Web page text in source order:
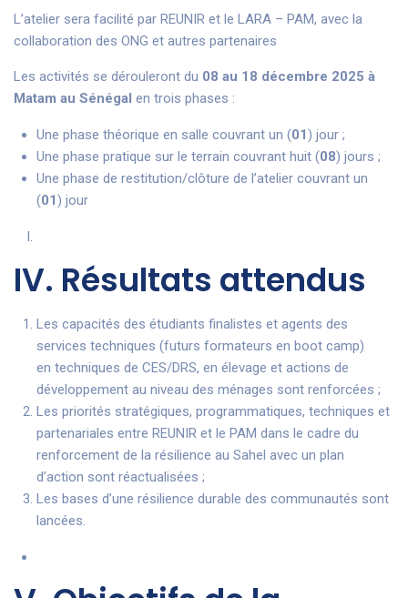
L’atelier sera facilité par REUNIR et le LARA – PAM, avec la
collaboration des ONG et autres partenaires
Les activités se dérouleront du 08 au 18 décembre 2025 à
Matam au Sénégal en trois phases :
Une phase théorique en salle couvrant un (01) jour ;
Une phase pratique sur le terrain couvrant huit (08) jours ;
Une phase de restitution/clôture de l’atelier couvrant un
(01) jour
IV. Résultats attendus
Les capacités des étudiants finalistes et agents des
services techniques (futurs formateurs en boot camp)
en techniques de CES/DRS, en élevage et actions de
développement au niveau des ménages sont renforcées ;
Les priorités stratégiques, programmatiques, techniques et
partenariales entre REUNIR et le PAM dans le cadre du
renforcement de la résilience au Sahel avec un plan
d’action sont réactualisées ;
Les bases d’une résilience durable des communautés sont
lancées.